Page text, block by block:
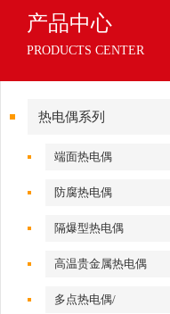
产品中心
PRODUCTS CENTER
热电偶系列
端面热电偶
防腐热电偶
隔爆型热电偶
高温贵金属热电偶
多点热电偶/